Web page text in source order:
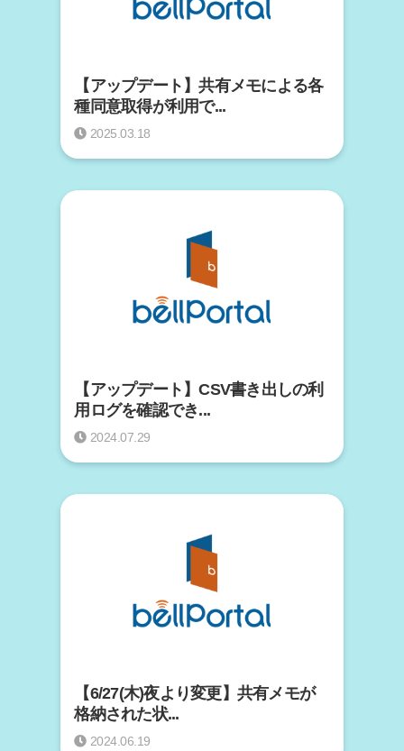
【アップデート】共有メモによる各
種同意取得が利用で...
2025.03.18
【アップデート】CSV書き出しの利
用ログを確認でき...
2024.07.29
【6/27(木)夜より変更】共有メモが
格納された状...
2024.06.19